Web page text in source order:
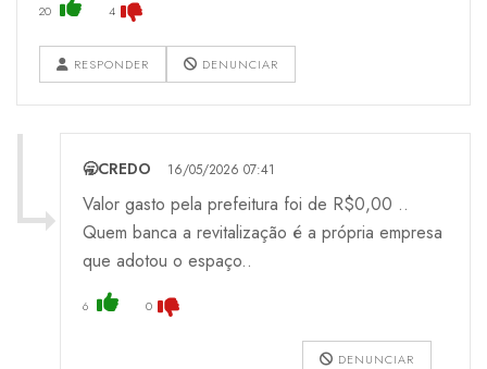
20 4
RESPONDER DENUNCIAR
🥱CREDO 16/05/2026 07:41
Valor gasto pela prefeitura foi de R$0,00 ..
Quem banca a revitalização é a própria empresa
que adotou o espaço..
6 0
DENUNCIAR